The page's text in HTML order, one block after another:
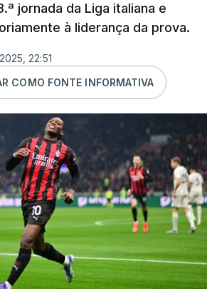
jornada da Liga italiana e
à liderança da prova.
22:51
COMO FONTE INFORMATIVA